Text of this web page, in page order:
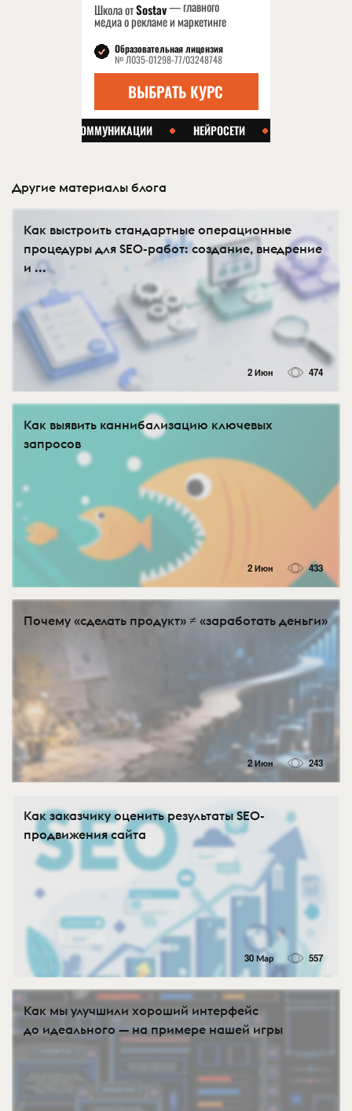
Другие материалы блога
Как выстроить стандартные операционные
процедуры для SEO-работ: создание, внедрение
и ...
2 Июн 474
Как выявить каннибализацию ключевых
запросов
2 Июн 433
Почему «сделать продукт» ≠ «заработать деньги»
2 Июн 243
Как заказчику оценить результаты SEO-
продвижения сайта
30 Мар 557
Как мы улучшили хороший интерфейс
до идеального — на примере нашей игры